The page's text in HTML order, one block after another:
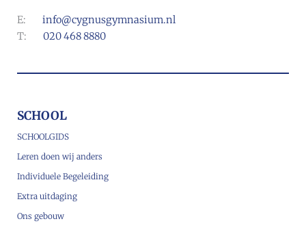
E: info@cygnusgymnasium.nl
T: 020 468 8880
SCHOOL
SCHOOLGIDS
Leren doen wij anders
Individuele Begeleiding
Extra uitdaging
Ons gebouw